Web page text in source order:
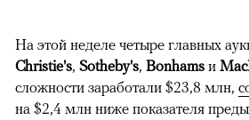
На этой неделе четыре главных
Christie's, Sotheby's, Bonhams и
сложности заработали $23,8 млн,
на $2,4 млн ниже показателя